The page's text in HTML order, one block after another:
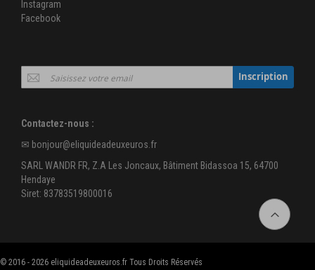
Instagram
Facebook
Inscription
à
:
Inscription
Contactez-nous :
✉ bonjour@eliquideadeuxeuros.fr
SARL WANDR FR, Z.A Les Joncaux, Bâtiment Bidassoa 15, 64700
Hendaye
Siret: 83783519800016
© 2016 - 2026 eliquideadeuxeuros.fr Tous Droits Réservés